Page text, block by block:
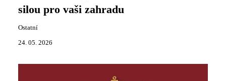
silou pro vaši zahradu
Ostatní
24. 05. 2026